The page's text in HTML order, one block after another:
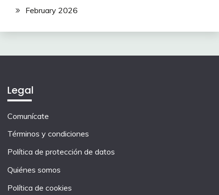
February 2026
Legal
Comunícate
Términos y condiciones
Política de protección de datos
Quiénes somos
Política de cookies